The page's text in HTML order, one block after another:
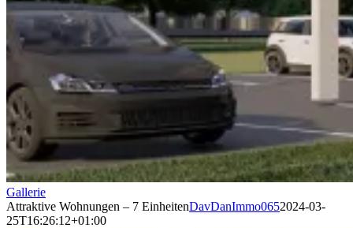
Gallerie
Attraktive Wohnungen – 7 EinheitenDavDanImmo0652024-03-
25T16:26:12+01:00